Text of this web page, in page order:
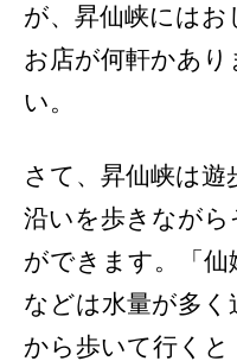
が、昇仙峡には
お店が何軒かあ
い。
さて、昇仙峡は遊
沿いを歩きながら
ができます。「仙
などは水量が多く
から歩いて行くと